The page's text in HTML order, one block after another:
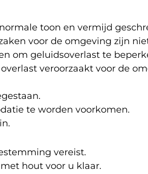
toon en vermijd
voor de omgeving zijn
om geluidsoverlast te
veroorzaakt voor de
te worden voorkomen.
vereist.
hout voor u klaar.